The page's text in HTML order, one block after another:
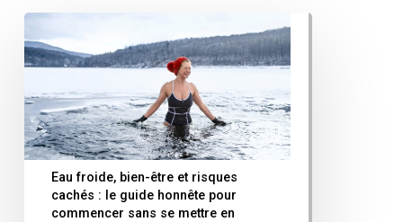
Eau froide, bien-être et risques
cachés : le guide honnête pour
commencer sans se mettre en